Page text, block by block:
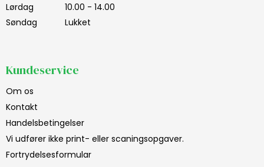
Lørdag
10.00 - 14.00
Søndag
Lukket
Kundeservice
Om os
Kontakt
Handelsbetingelser
Vi udfører ikke print- eller scaningsopgaver.
Fortrydelsesformular